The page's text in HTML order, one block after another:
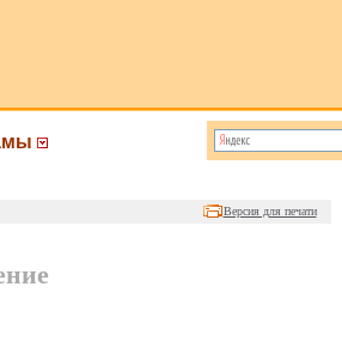
Версия для печати